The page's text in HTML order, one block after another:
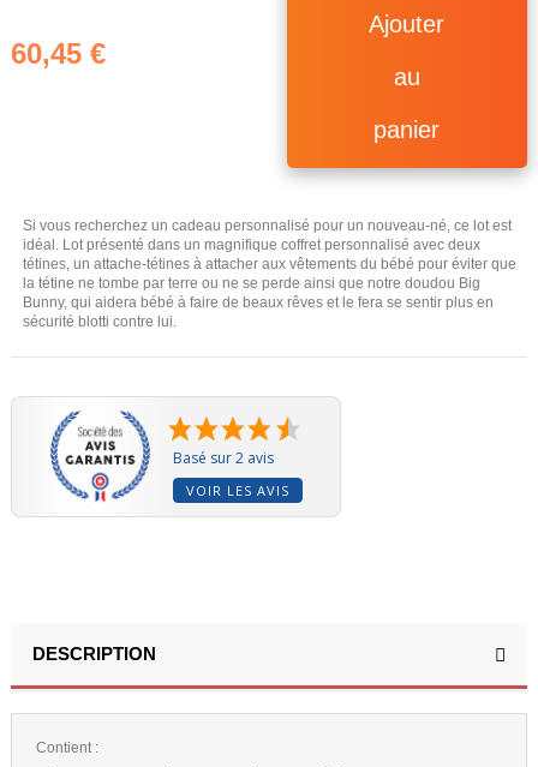
60,45 €
Ajouter
au
panier
Si vous recherchez un cadeau personnalisé pour un nouveau-né, ce lot est
idéal. Lot présenté dans un magnifique coffret personnalisé avec deux
tétines, un attache-tétines à attacher aux vêtements du bébé pour éviter que
la tétine ne tombe par terre ou ne se perde ainsi que notre doudou Big
Bunny, qui aidera bébé à faire de beaux rêves et le fera se sentir plus en
sécurité blotti contre lui.
Basé sur 2 avis
VOIR LES AVIS
DESCRIPTION
Contient :